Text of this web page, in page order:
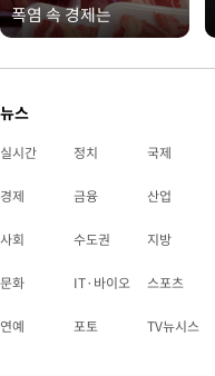
폭염 속 경제는
뉴스
실시간 정치 국제
경제 금융 산업
사회 수도권 지방
문화 IT·바이오 스포츠
연예 포토 TV뉴시스